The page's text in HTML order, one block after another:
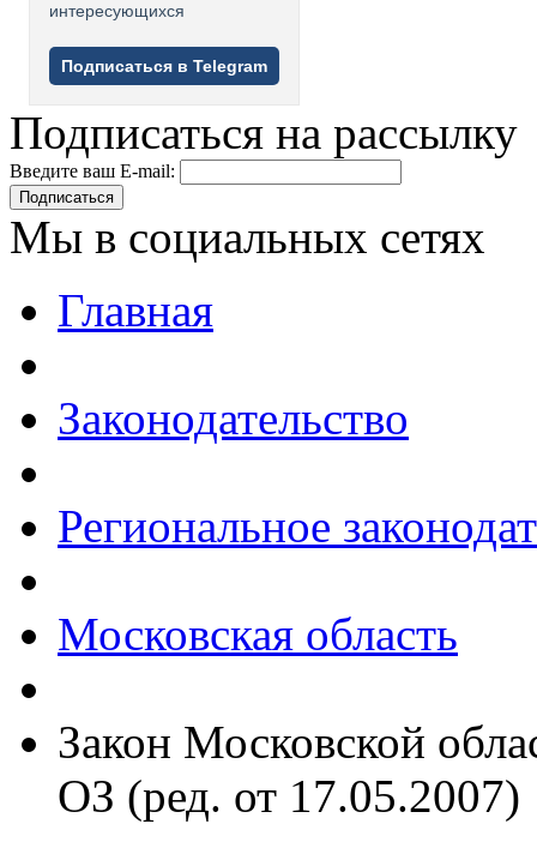
интересующихся
Подписаться в Telegram
Подписаться на рассылку
Введите ваш E-mail:
Подписаться
Мы в социальных сетях
Главная
Законодательство
Региональное
Московская область
Закон Московской
ОЗ (ред. от 17.05.2007)